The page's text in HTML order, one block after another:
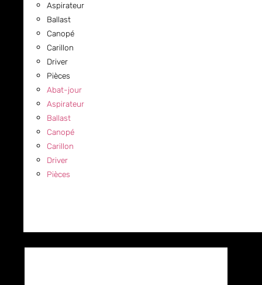
Aspirateur
Ballast
Canopé
Carillon
Driver
Pièces
Abat-jour
Aspirateur
Ballast
Canopé
Carillon
Driver
Pièces